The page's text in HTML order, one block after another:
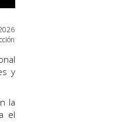
y
la
el